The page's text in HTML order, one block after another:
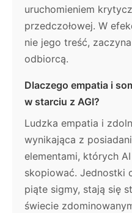
uruchomieniem
przedczołowej. W
nie jego treść,
odbiorcą.
Dlaczego empatia i
w starciu z AGI?
Ludzka empatia i
wynikająca z
elementami, których
skopiować. Jednostki
piąte sigmy, stają się
świecie